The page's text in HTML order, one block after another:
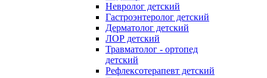
Невролог детский
Гастроэнтеролог детский
Дерматолог детский
ЛОР детский
Травматолог - ортопед
детский
Рефлексотерапевт детский